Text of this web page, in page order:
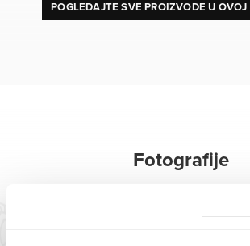
POGLEDAJTE SVE PROIZVODE U OVOJ
Fotografije